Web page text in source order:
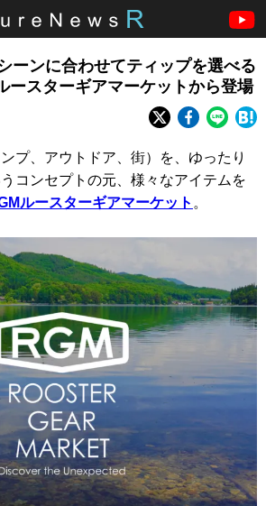
ーンに合わせてティップを選べる
ースターギアマーケットから登場
プ、アウトドア、街）を、ゆったり
コンセプトの元、様々なアイテムを
ルースターギアマーケット 。